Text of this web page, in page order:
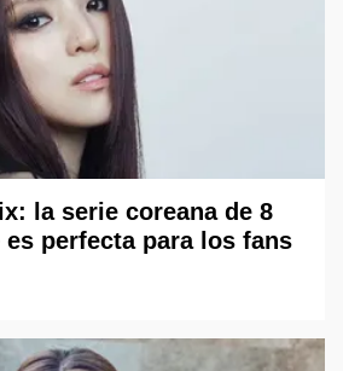
la serie coreana de 8
perfecta para los fans